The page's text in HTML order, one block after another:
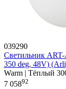
039290
Светильник
350 deg, 48V)
Warm | Тёплый
7 05892